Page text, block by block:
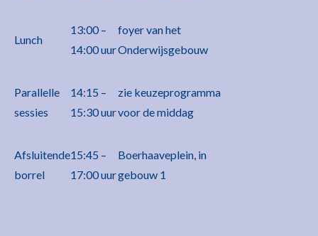
Lunch
13:00 –
14:00 uur
foyer van het
Onderwijsgebouw
Parallelle
sessies
14:15 –
15:30 uur
zie keuzeprogramma
voor de middag
Afsluitende
borrel
15:45 –
17:00 uur
Boerhaaveplein, in
gebouw 1